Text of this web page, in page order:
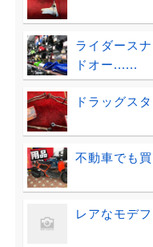
ライダース
ドオー......
ドラッグス
不動車でも
レアなモデフ